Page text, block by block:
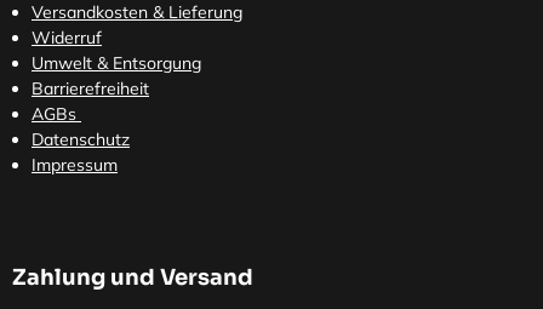
Versandkosten & Lieferung
Widerruf
Umwelt & Entsorgung
Barrierefreiheit
AGBs
Datenschutz
Impressum
Zahlung und Versand